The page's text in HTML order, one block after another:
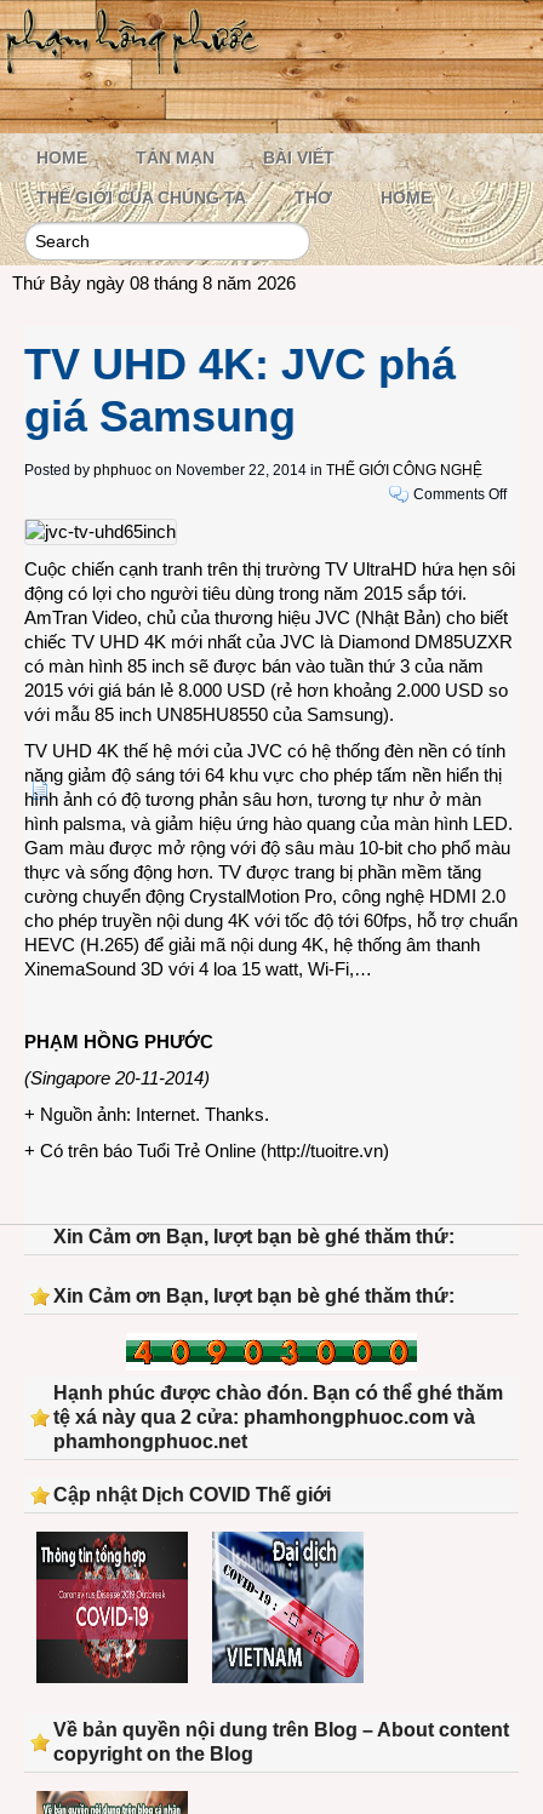
HOME TẢN MẠN BÀI VIẾT
THẾ GIỚI CỦA CHÚNG TA THƠ HOME
Thứ Bảy ngày 08 tháng 8 năm 2026
TV UHD 4K: JVC phá
giá Samsung
Posted by phphuoc on November 22, 2014 in THẾ GIỚI CÔNG NGHỆ
Comments Offon
4K:
phá
giá
Cuộc chiến cạnh tranh trên thị trường TV UltraHD hứa hẹn sôi
động có lợi cho người tiêu dùng trong năm 2015 sắp tới.
AmTran Video, chủ của thương hiệu JVC (Nhật Bản) cho biết
chiếc TV UHD 4K mới nhất của JVC là Diamond DM85UZXR
có màn hình 85 inch sẽ được bán vào tuần thứ 3 của năm
2015 với giá bán lẻ 8.000 USD (rẻ hơn khoảng 2.000 USD so
với mẫu 85 inch UN85HU8550 của Samsung).
TV UHD 4K thế hệ mới của JVC có hệ thống đèn nền có tính
năng giảm độ sáng tới 64 khu vực cho phép tấm nền hiển thị
hình ảnh có độ tương phản sâu hơn, tương tự như ở màn
hình palsma, và giảm hiệu ứng hào quang của màn hình LED.
Gam màu được mở rộng với độ sâu màu 10-bit cho phổ màu
thực và sống động hơn. TV được trang bị phần mềm tăng
cường chuyển động CrystalMotion Pro, công nghệ HDMI 2.0
cho phép truyền nội dung 4K với tốc độ tới 60fps, hỗ trợ chuẩn
HEVC (H.265) để giải mã nội dung 4K, hệ thống âm thanh
XinemaSound 3D với 4 loa 15 watt, Wi-Fi,…
PHẠM HỒNG PHƯỚC
(Singapore 20-11-2014)
+ Nguồn ảnh: Internet. Thanks.
+ Có trên báo Tuổi Trẻ Online (http://tuoitre.vn)
Xin Cảm ơn Bạn, lượt bạn bè ghé thăm thứ:
Xin Cảm ơn Bạn, lượt bạn bè ghé thăm thứ:
Hạnh phúc được chào đón. Bạn có thể ghé thăm
tệ xá này qua 2 cửa: phamhongphuoc.com và
phamhongphuoc.net
Cập nhật Dịch COVID Thế giới
Về bản quyền nội dung trên Blog – About content
copyright on the Blog